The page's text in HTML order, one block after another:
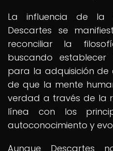
La influencia de la
Descartes se
reconciliar la
buscando
para la adquisición de
de que la mente
verdad a través de la
línea con los
autoconocimiento y
Aunque Descartes